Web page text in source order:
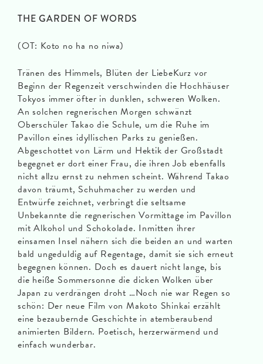
THE GARDEN OF WORDS
(OT: Koto no ha no niwa)
Tränen des Himmels, Blüten der LiebeKurz vor
Beginn der Regenzeit verschwinden die Hochhäuser
Tokyos immer öfter in dunklen, schweren Wolken.
An solchen regnerischen Morgen schwänzt
Oberschüler Takao die Schule, um die Ruhe im
Pavillon eines idyllischen Parks zu genießen.
Abgeschottet von Lärm und Hektik der Großstadt
begegnet er dort einer Frau, die ihren Job ebenfalls
nicht allzu ernst zu nehmen scheint. Während Takao
davon träumt, Schuhmacher zu werden und
Entwürfe zeichnet, verbringt die seltsame
Unbekannte die regnerischen Vormittage im Pavillon
mit Alkohol und Schokolade. Inmitten ihrer
einsamen Insel nähern sich die beiden an und warten
bald ungeduldig auf Regentage, damit sie sich erneut
begegnen können. Doch es dauert nicht lange, bis
die heiße Sommersonne die dicken Wolken über
Japan zu verdrängen droht …Noch nie war Regen so
schön: Der neue Film von Makoto Shinkai erzählt
eine bezaubernde Geschichte in atemberaubend
animierten Bildern. Poetisch, herzerwärmend und
einfach wunderbar.